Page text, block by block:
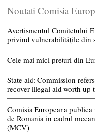
Noutati Comisia
Avertismentul Comitetului
privind vulnerabilitățile din
Cele mai mici preturi din
State aid: Commission
recover illegal aid worth up
Comisia Europeana
de Romania in cadrul
(MCV)